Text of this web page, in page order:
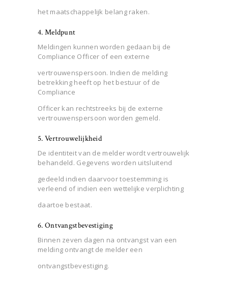
het maatschappelijk belang raken.
4. Meldpunt
Meldingen kunnen worden gedaan bij de
Compliance Officer of een externe
vertrouwenspersoon. Indien de melding
betrekking heeft op het bestuur of de
Compliance
Officer kan rechtstreeks bij de externe
vertrouwenspersoon worden gemeld.
5. Vertrouwelijkheid
De identiteit van de melder wordt vertrouwelijk
behandeld. Gegevens worden uitsluitend
gedeeld indien daarvoor toestemming is
verleend of indien een wettelijke verplichting
daartoe bestaat.
6. Ontvangstbevestiging
Binnen zeven dagen na ontvangst van een
melding ontvangt de melder een
ontvangstbevestiging.